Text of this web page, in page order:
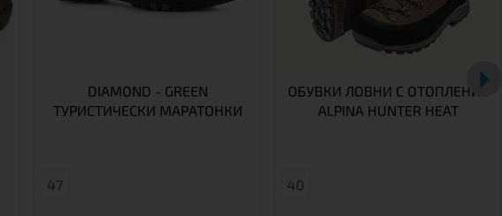
DIAMOND - GREEN
ТУРИСТИЧЕСКИ МАРАТОНКИ
47
ОБУВКИ ЛОВНИ С ОТОПЛЕНИЕ
ALPINA HUNTER HEAT
40